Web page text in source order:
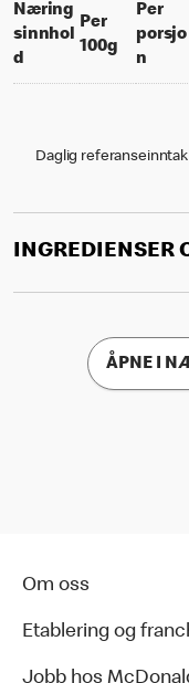
Næring
sinnhol
d
Per
100gper 100
Per
porsjo
nper
Daglig
INGREDIENSER
ÅPNE I
Om oss
Etablering og
Jobb hos